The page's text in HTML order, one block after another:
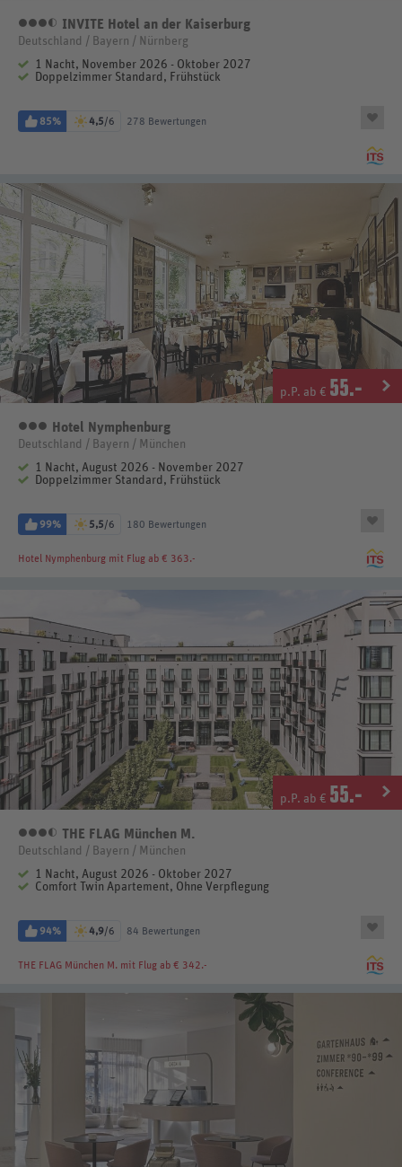
3,5 Sterne
INVITE Hotel an der Kaiserburg
Deutschland / Bayern / Nürnberg
1 Nacht, November 2026 - Oktober 2027
Doppelzimmer Standard, Frühstück
85% 4,5/6 278 Bewertungen
p.P. ab € 55.-
3 Sterne
Hotel Nymphenburg
Deutschland / Bayern / München
1 Nacht, August 2026 - November 2027
Doppelzimmer Standard, Frühstück
99% 5,5/6 180 Bewertungen
Hotel Nymphenburg mit Flug ab € 363.-
p.P. ab € 55.-
3,5 Sterne
THE FLAG München M.
Deutschland / Bayern / München
1 Nacht, August 2026 - Oktober 2027
Comfort Twin Apartement, Ohne Verpflegung
94% 4,9/6 84 Bewertungen
THE FLAG München M. mit Flug ab € 342.-